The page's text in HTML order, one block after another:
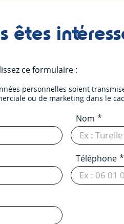
êtes
ce formulaire :
personnelles soient
ou de marketing dans le
Nom
Téléphone